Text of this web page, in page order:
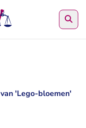
'Lego-bloemen'